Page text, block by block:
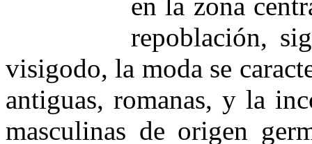
repoblación,
visigodo, la moda se
antiguas, romanas, y la
masculinas de origen